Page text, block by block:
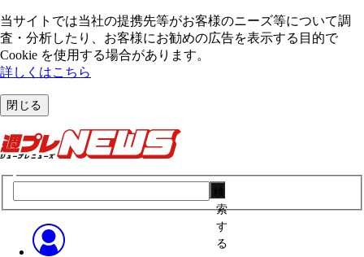
当サイトでは当社の提携先等がお客様のニーズ等について調
査・分析したり、お客様にお勧めの広告を表⽰する⽬的で
Cookie を使⽤する場合があります。
詳しくはこちら
閉じる
索
す
る